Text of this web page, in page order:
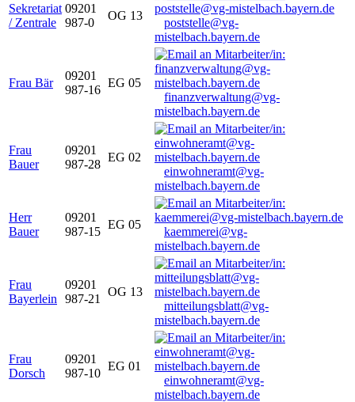
Sekretariat
/ Zentrale
09201
987-0
OG 13
poststelle@vg-
mistelbach.bayern.de
Frau Bär
09201
987-16
EG 05
finanzverwaltung@vg-
mistelbach.bayern.de
Frau
Bauer
09201
987-28
EG 02
einwohneramt@vg-
mistelbach.bayern.de
Herr
Bauer
09201
987-15
EG 05
kaemmerei@vg-
mistelbach.bayern.de
Frau
Bayerlein
09201
987-21
OG 13
mitteilungsblatt@vg-
mistelbach.bayern.de
Frau
Dorsch
09201
987-10
EG 01
einwohneramt@vg-
mistelbach.bayern.de